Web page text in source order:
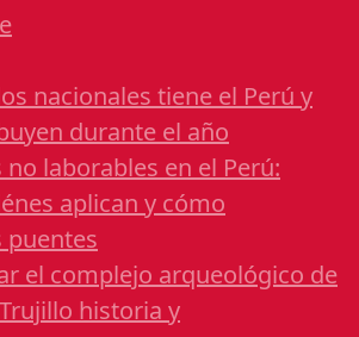
nacionales tiene el Perú y
durante el año
no laborables en el Perú:
aplican y cómo
puentes
el complejo arqueológico de
historia y